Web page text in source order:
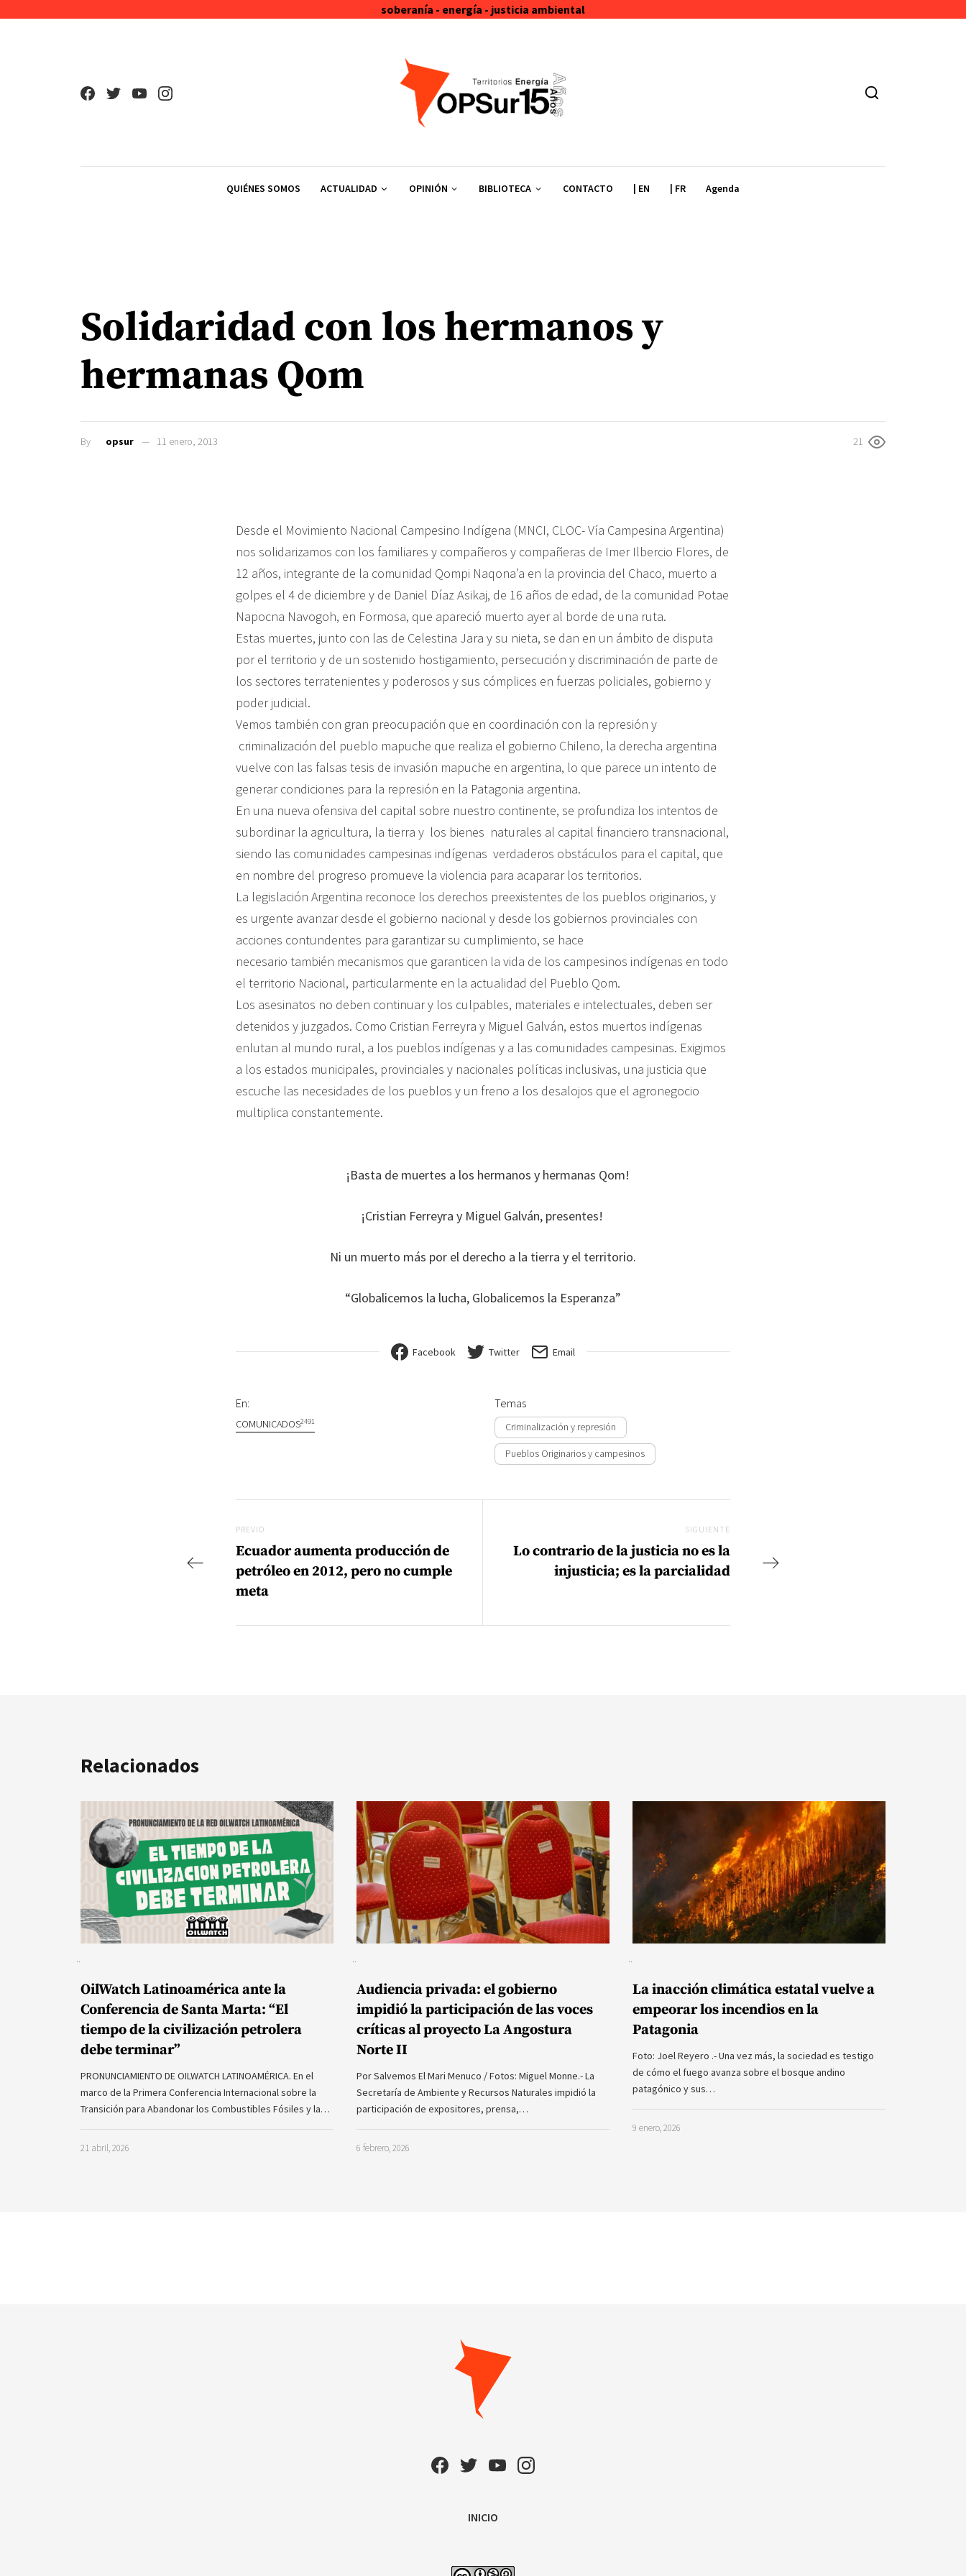
soberanía - energía - justicia ambiental
QUIÉNES SOMOS ACTUALIDAD OPINIÓN BIBLIOTECA CONTACTO | EN | FR Agenda
Solidaridad con los hermanos y
hermanas Qom
By opsur 11 enero, 2013 21
Desde el Movimiento Nacional Campesino Indígena (MNCI, CLOC- Vía Campesina Argentina)
nos solidarizamos con los familiares y compañeros y compañeras de Imer Ilbercio Flores, de
12 años, integrante de la comunidad Qompi Naqona’a en la provincia del Chaco, muerto a
golpes el 4 de diciembre y de Daniel Díaz Asikaj, de 16 años de edad, de la comunidad Potae
Napocna Navogoh, en Formosa, que apareció muerto ayer al borde de una ruta.
Estas muertes, junto con las de Celestina Jara y su nieta, se dan en un ámbito de disputa
por el territorio y de un sostenido hostigamiento, persecución y discriminación de parte de
los sectores terratenientes y poderosos y sus cómplices en fuerzas policiales, gobierno y
poder judicial.
Vemos también con gran preocupación que en coordinación con la represión y
criminalización del pueblo mapuche que realiza el gobierno Chileno, la derecha argentina
vuelve con las falsas tesis de invasión mapuche en argentina, lo que parece un intento de
generar condiciones para la represión en la Patagonia argentina.
En una nueva ofensiva del capital sobre nuestro continente, se profundiza los intentos de
subordinar la agricultura, la tierra y los bienes naturales al capital financiero transnacional,
siendo las comunidades campesinas indígenas verdaderos obstáculos para el capital, que
en nombre del progreso promueve la violencia para acaparar los territorios.
La legislación Argentina reconoce los derechos preexistentes de los pueblos originarios, y
es urgente avanzar desde el gobierno nacional y desde los gobiernos provinciales con
acciones contundentes para garantizar su cumplimiento, se hace
necesario también mecanismos que garanticen la vida de los campesinos indígenas en todo
el territorio Nacional, particularmente en la actualidad del Pueblo Qom.
Los asesinatos no deben continuar y los culpables, materiales e intelectuales, deben ser
detenidos y juzgados. Como Cristian Ferreyra y Miguel Galván, estos muertos indígenas
enlutan al mundo rural, a los pueblos indígenas y a las comunidades campesinas. Exigimos
a los estados municipales, provinciales y nacionales políticas inclusivas, una justicia que
escuche las necesidades de los pueblos y un freno a los desalojos que el agronegocio
multiplica constantemente.
¡Basta de muertes a los hermanos y hermanas Qom!
¡Cristian Ferreyra y Miguel Galván, presentes!
Ni un muerto más por el derecho a la tierra y el territorio.
“Globalicemos la lucha, Globalicemos la Esperanza”
Facebook Twitter Email
En:
COMUNICADOS2491
Temas
Criminalización y represión
Pueblos Originarios y campesinos
Previo
PREVIO
Ecuador aumenta producción de
petróleo en 2012, pero no cumple
meta
SIGUIENTE
Lo contrario de la justicia no es la
injusticia; es la parcialidad
Relacionados
OilWatch Latinoamérica ante la
Conferencia de Santa Marta: “El
tiempo de la civilización petrolera
debe terminar”
PRONUNCIAMIENTO DE OILWATCH LATINOAMÉRICA. En el
marco de la Primera Conferencia Internacional sobre la
Transición para Abandonar los Combustibles Fósiles y la…
21 abril, 2026
Audiencia privada: el gobierno
impidió la participación de las voces
críticas al proyecto La Angostura
Norte II
Por Salvemos El Mari Menuco / Fotos: Miguel Monne.- La
Secretaría de Ambiente y Recursos Naturales impidió la
participación de expositores, prensa,…
6 febrero, 2026
La inacción climática estatal vuelve a
empeorar los incendios en la
Patagonia
Foto: Joel Reyero .- Una vez más, la sociedad es testigo
de cómo el fuego avanza sobre el bosque andino
patagónico y sus…
9 enero, 2026
INICIO